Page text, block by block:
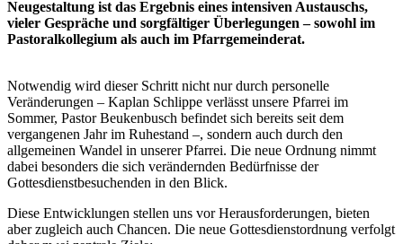
Neugestaltung ist das Ergebnis eines intensiven Austauschs,
vieler Gespräche und sorgfältiger Überlegungen – sowohl im
Pastoralkollegium als auch im Pfarrgemeinderat.
Notwendig wird dieser Schritt nicht nur durch personelle
Veränderungen – Kaplan Schlippe verlässt unsere Pfarrei im
Sommer, Pastor Beukenbusch befindet sich bereits seit dem
vergangenen Jahr im Ruhestand –, sondern auch durch den
allgemeinen Wandel in unserer Pfarrei. Die neue Ordnung nimmt
dabei besonders die sich verändernden Bedürfnisse der
Gottesdienstbesuchenden in den Blick.
Diese Entwicklungen stellen uns vor Herausforderungen, bieten
aber zugleich auch Chancen. Die neue Gottesdienstordnung verfolgt